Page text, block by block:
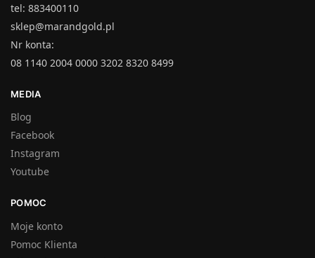
tel: 883400110
sklep@marandgold.pl
Nr konta:
08 1140 2004 0000 3202 8320 8499
MEDIA
Blog
Facebook
Instagram
Youtube
POMOC
Moje konto
Pomoc Klienta